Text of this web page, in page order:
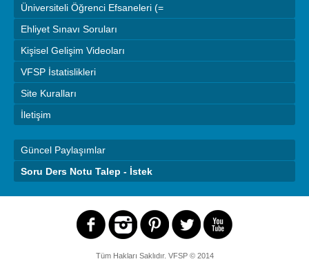
Üniversiteli Öğrenci Efsaneleri (=
Ehliyet Sınavı Soruları
Kişisel Gelişim Videoları
VFSP İstatislikleri
Site Kuralları
İletişim
Güncel Paylaşımlar
Soru Ders Notu Talep - İstek
Tüm Hakları Saklıdır. VFSP© 2014